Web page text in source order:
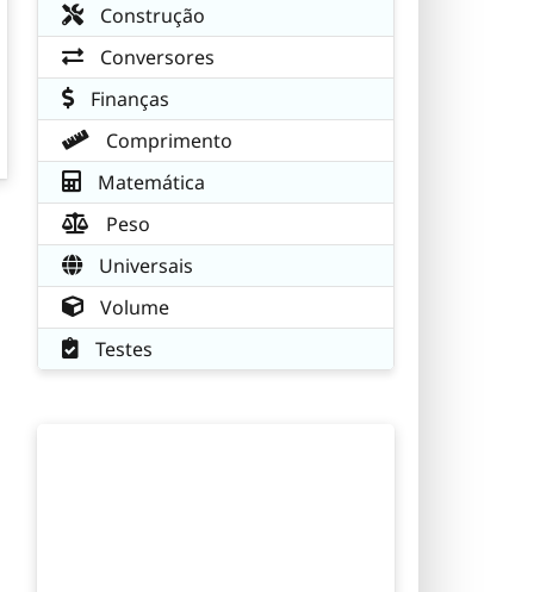
Construção
Conversores
Finanças
Comprimento
Matemática
Peso
Universais
Volume
Testes